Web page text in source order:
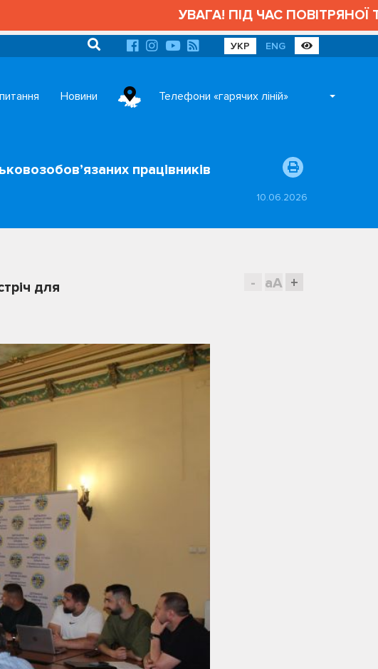
УВАГА! ПІД ЧАС ПОВІТРЯНОЇ
УКР ENG
Новини Телефони «гарячих ліній»
працівників
10.06.2026
- aA +
для